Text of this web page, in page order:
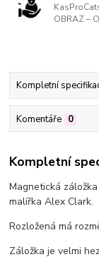
OBRAZ –
Kompletní
Komentáře 0
Kompletní
Magnetická
malířka Alex Clark.
Rozložená má
Záložka je velmi